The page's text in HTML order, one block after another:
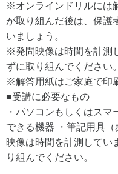
※オンラインドリルには
が取り組んだ後は、保護
いましょう。
※発問映像は時間を計測
ずに取り組んでください。
※解答用紙はご家庭で印
■受講に必要なもの
・パソコンもしくはス
できる機器 ・筆記用具（
映像は時間を計測してい
り組んでください。